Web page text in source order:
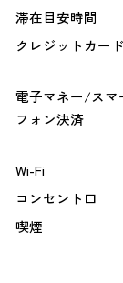
滞在目安時間
クレジットカード
電子マネー/スマ
フォン決済
Wi-Fi
コンセント口
喫煙